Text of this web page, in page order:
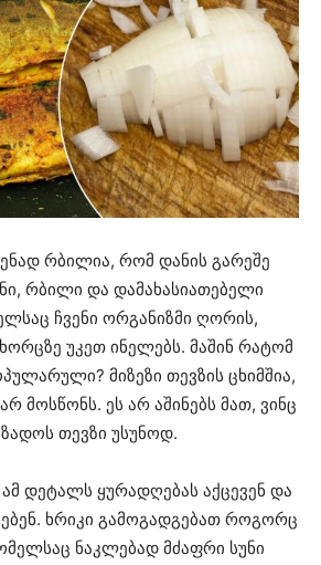
რბილია, რომ დანის გარეშე
რბილი და დამახასიათებელი
ჩვენი ორგანიზმი ღორის,
უკეთ ინელებს. მაშინ რატომ
მიზეზი თევზის ცხიმშია,
მოსწონს. ეს არ აშინებს მათ, ვინც
თევზი უსუნოდ.
დეტალს ყურადღებას აქცევენ და
ხრიკი გამოგადგებათ როგორც
ნაკლებად მძაფრი სუნი